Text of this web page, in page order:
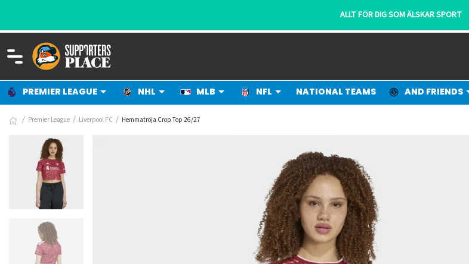
ALLT FÖR DIG SOM ÄLSKAR SPORT
PREMIER LEAGUE NHL MLB NFL NATIONAL TEAMS AND FRIENDS
Premier League Liverpool FC Hemmatröja Crop Top 26/27